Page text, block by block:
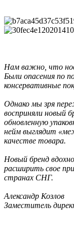
Нам важно, что
Были опасения по
консервативные
Однако мы зря
восприняли новый
обновленную
нейм выглядит
качестве товара.
Новый бренд
расширить свое
странах СНГ.
Александр Козлов
Заместитель